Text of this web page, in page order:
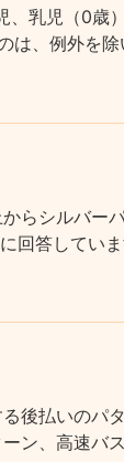
乳児（0歳）
は、例外を
らシルバー
回答していま
後払いのパタ
ン、高速バ